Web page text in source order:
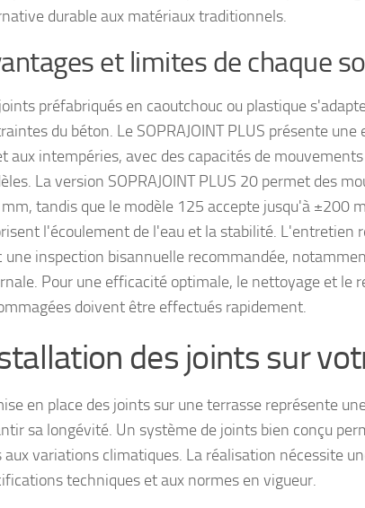
durable aux matériaux traditionnels.
et limites de chaque
préfabriqués en caoutchouc ou plastique
du béton. Le SOPRAJOINT PLUS présente
aux intempéries, avec des capacités de
La version SOPRAJOINT PLUS 20 permet des
tandis que le modèle 125 accepte jusqu'à ±200
l'écoulement de l'eau et la stabilité. L'entretien
une inspection bisannuelle recommandée,
Pour une efficacité optimale, le nettoyage et le
doivent être effectués rapidement.
des joints sur
en place des joints sur une terrasse représente
sa longévité. Un système de joints bien conçu
aux variations climatiques. La réalisation nécessite
techniques et aux normes en vigueur.